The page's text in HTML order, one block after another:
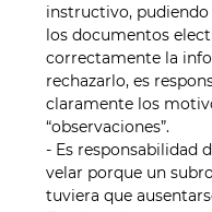
instructivo, pudiendo
los documentos
correctamente la
rechazarlo, es
claramente los
“observaciones”.
- Es responsabilidad
velar porque un
tuviera que